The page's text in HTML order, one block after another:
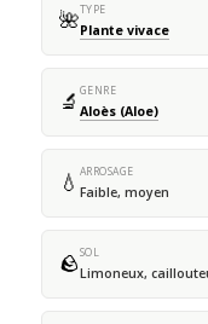
🌺TYPE
Plante vivace
🔬 GENRE
Aloès (Aloe)
💧 ARROSAGE
Faible, moyen
🪨SOL
Limoneux,